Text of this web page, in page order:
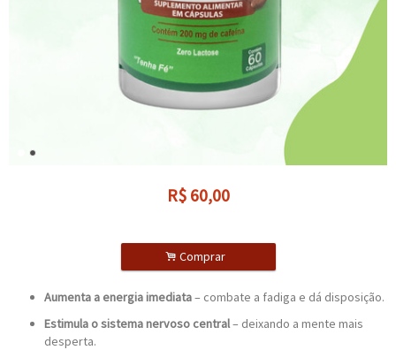
R$ 60,00
. Comprar
Aumenta a energia imediata– combate a fadiga e dá disposição.
Estimula o sistema nervoso central– deixando a mente mais
desperta.